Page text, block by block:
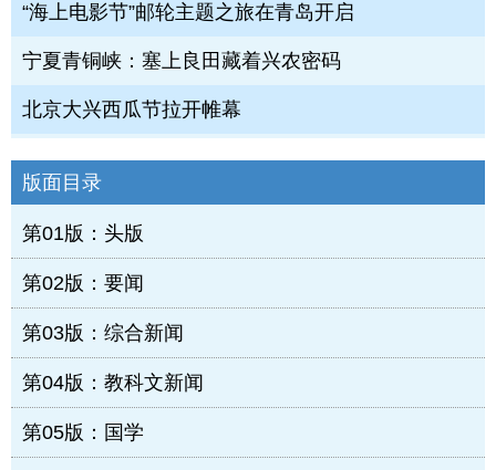
“海上电影节”邮轮主题之旅在青岛开启
宁夏青铜峡：塞上良田藏着兴农密码
北京大兴西瓜节拉开帷幕
版面目录
第01版：头版
第02版：要闻
第03版：综合新闻
第04版：教科文新闻
第05版：国学